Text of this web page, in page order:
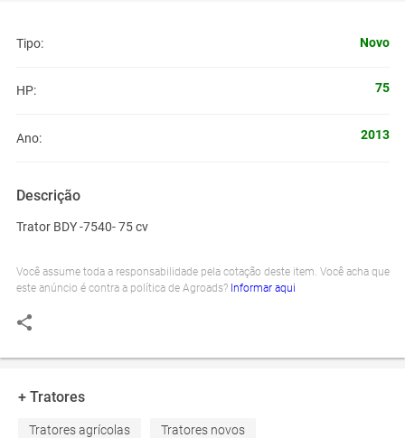
Tipo: Novo
HP: 75
Ano: 2013
Descrição
Trator BDY -7540- 75 cv
Você assume toda a responsabilidade pela cotação deste item. Você acha que
este anúncio é contra a política de Agroads? Informar aqui
+ Tratores
Tratores agrícolas Tratores novos